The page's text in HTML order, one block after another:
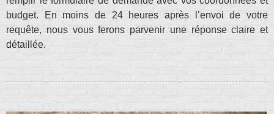
budget. En moins de 24 heures après l’envoi de votre
requête, nous vous ferons parvenir une réponse claire et
détaillée.